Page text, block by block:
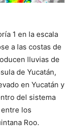
1 en la escala
a las costas de
lluvias de
de Yucatán,
en Yucatán y
del sistema
los
Roo.